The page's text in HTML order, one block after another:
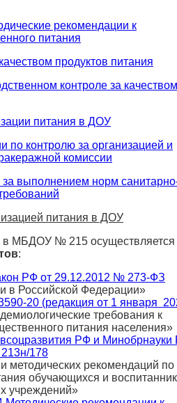
рекомендации к
питания
продуктов питания
контроле за качеством
питания в ДОУ
по контролю за организацией и
комиссии
за выполнением норм
питания в ДОУ
в МБДОУ № 215 осуществляется
:
РФ от 29.12.2012 № 273-ФЗ
в Российской Федерации»
20 (редакция от 1 января
требования к
питания населения»
РФ и
178
методических рекомендаций по
обучающихся и
учреждений»